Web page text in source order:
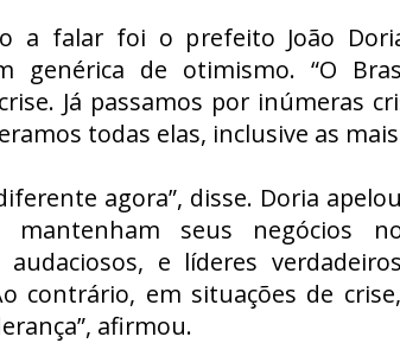
a falar foi o prefeito João
genérica de otimismo. “O
Já passamos por inúmeras
todas elas, inclusive as
agora”, disse. Doria
mantenham seus negócios
audaciosos, e líderes
contrário, em situações de
afirmou.